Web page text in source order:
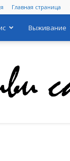
Главная страница
Выживание